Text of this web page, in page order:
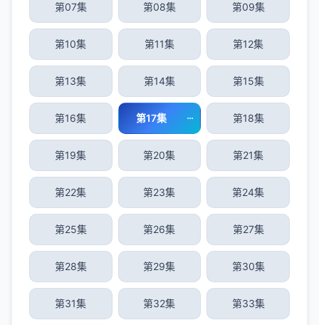
第07集 第08集 第09集
第10集 第11集 第12集
第13集 第14集 第15集
第16集 第17集 第18集
第19集 第20集 第21集
第22集 第23集 第24集
第25集 第26集 第27集
第28集 第29集 第30集
第31集 第32集 第33集